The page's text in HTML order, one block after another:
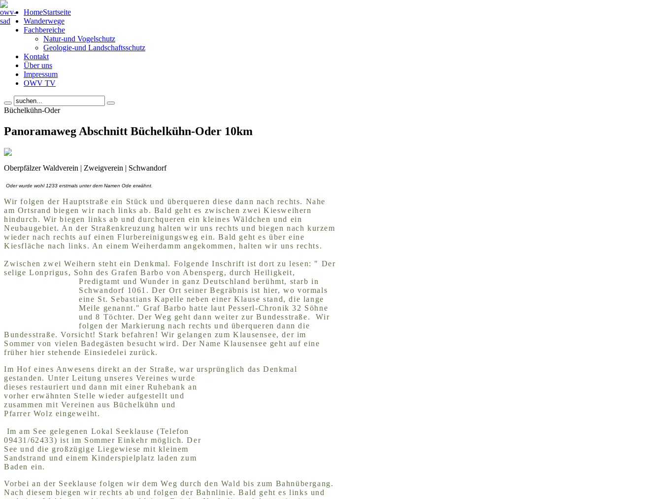
HomeStartseite
Wanderwege
Fachbereiche
Natur-und Vogelschutz
Geologie-und Landschaftsschutz
Kontakt
Über uns
Impressum
OWV TV
Büchelkühn-Oder
Panoramaweg Abschnitt Büchelkühn-Oder 10km
Oberpfälzer Waldverein | Zweigverein | Schwandorf
Oder wurde wohl 1233 erstmals unter dem Namen Ode erwähnt.
Wir folgen der Hauptstraße ein Stück und überqueren diese dann nach rechts. Nahe
am Ortsrand biegen wir nach links ab. Bald geht es zwischen zwei Kiesweihern
hindurch. Wir biegen links ab und durchqueren ein kleines Wäldchen und ein
Neubaugebiet. An der Straßenkreuzung halten wir uns rechts und biegen nach kurzem
wieder nach rechts auf einen Flurbereinigungsweg ein. Bald geht es über eine
Kiesfläche nach links. An einem Weiherdamm angekommen, halten wir uns rechts.
Zwischen zwei Weihern steht ein Denkmal. Folgende Inschrift ist dort zu lesen: " Der
selige Lonprigus, Sohn des Grafen Barbo von Abensperg, durch Heiligkeit,
Predigtamt und Wunderin ganz Deutschland berühmt, starb in
Schwandorf 1061. Der Ort seiner Begräbnis ist hier, wo vormals
eine St. Sebastians Kapelle neben einer Klause stand, die lange
Meile genannt." Graf Barbo hatte laut Pesserl-Chronik 32 Söhne
und 8 Töchter. Der Weg geht dann weiter zur Bundesstraße. Wir
folgen der Markierung nach rechts und überqueren dann die
Bundesstraße. Vorsicht! Stark befahren! Wir gelangen zum Klausensee, der im
Sommer von vielen Badegästen besucht wird. Der Name Klausensee geht auf eine
früher hier stehende Einsiedelei zurück.
Im Hof eines Anwesens direkt an der Straße, war ursprünglich das Denkmal
gestanden. Unter Leitung unseres Vereines wurde
dieses restauriert und dann mit einer Ruhebank an
vorher erwähnten Stelle wieder aufgestellt und
zusammen mit Vereinen aus Büchelkühn und
Pfarrer Wolz eingeweiht.
Im am See gelegenen Lokal Seeklause (Telefon
09431/62433) ist im Sommer Einkehr möglich. Der
See und die großzügige Liegewiese mit kleinem
Sandstrand und einem Kinderspielplatz laden zum
Baden ein.
Vorbei an der Seeklause folgen wir dem Weg durch den Wald bis zum Bahnübergang.
Nach diesem biegen wir rechts ab und folgen der Bahnlinie. Bald geht es links und